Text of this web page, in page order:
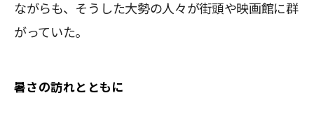
ながらも、そうした大勢の人々が街頭や映画館に群
がっていた。
暑さの訪れとともに